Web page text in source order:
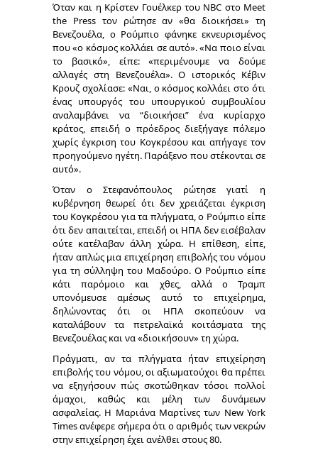
Όταν και η Κρίστεν Γουέλκερ του NBC στο Meet
the Press τον ρώτησε αν «θα διοικήσει» τη
Βενεζουέλα, ο Ρούμπιο φάνηκε εκνευρισμένος
που «ο κόσμος κολλάει σε αυτό». «Να ποιο είναι
το βασικό», είπε: «περιμένουμε να δούμε
αλλαγές στη Βενεζουέλα». Ο ιστορικός Κέβιν
Κρουζ σχολίασε: «Ναι, ο κόσμος κολλάει στο ότι
ένας υπουργός του υπουργικού συμβουλίου
αναλαμβάνει να “διοικήσει” ένα κυρίαρχο
κράτος, επειδή ο πρόεδρος διεξήγαγε πόλεμο
χωρίς έγκριση του Κογκρέσου και απήγαγε τον
προηγούμενο ηγέτη. Παράξενο που στέκονται σε
αυτό».
Όταν ο Στεφανόπουλος ρώτησε γιατί η
κυβέρνηση θεωρεί ότι δεν χρειάζεται έγκριση
του Κογκρέσου για τα πλήγματα, ο Ρούμπιο είπε
ότι δεν απαιτείται, επειδή οι ΗΠΑ δεν εισέβαλαν
ούτε κατέλαβαν άλλη χώρα. Η επίθεση, είπε,
ήταν απλώς μια επιχείρηση επιβολής του νόμου
για τη σύλληψη του Μαδούρο. Ο Ρούμπιο είπε
κάτι παρόμοιο και χθες, αλλά ο Τραμπ
υπονόμευσε αμέσως αυτό το επιχείρημα,
δηλώνοντας ότι οι ΗΠΑ σκοπεύουν να
καταλάβουν τα πετρελαϊκά κοιτάσματα της
Βενεζουέλας και να «διοικήσουν» τη χώρα.
Πράγματι, αν τα πλήγματα ήταν επιχείρηση
επιβολής του νόμου, οι αξιωματούχοι θα πρέπει
να εξηγήσουν πώς σκοτώθηκαν τόσοι πολλοί
άμαχοι, καθώς και μέλη των δυνάμεων
ασφαλείας. Η Μαριάνα Μαρτίνες των New York
Times ανέφερε σήμερα ότι ο αριθμός των νεκρών
στην επιχείρηση έχει ανέλθει στους 80.